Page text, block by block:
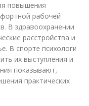
повышения
рабочей
В здравоохранении
расстройства и
В спорте психологи
их выступления и
показывают,
практических